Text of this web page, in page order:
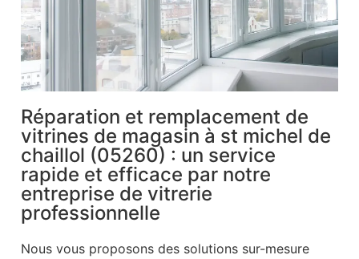
Réparation et remplacement de
vitrines de magasin à st michel de
chaillol (05260) : un service
rapide et efficace par notre
entreprise de vitrerie
professionnelle
Nous vous proposons des solutions sur-mesure